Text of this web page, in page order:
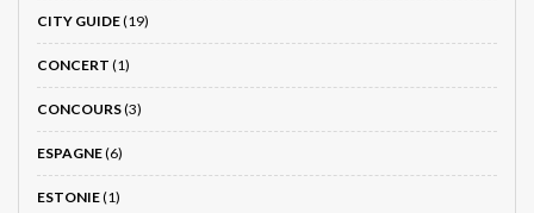
CITY GUIDE(19)
CONCERT (1)
CONCOURS(3)
ESPAGNE(6)
ESTONIE(1)